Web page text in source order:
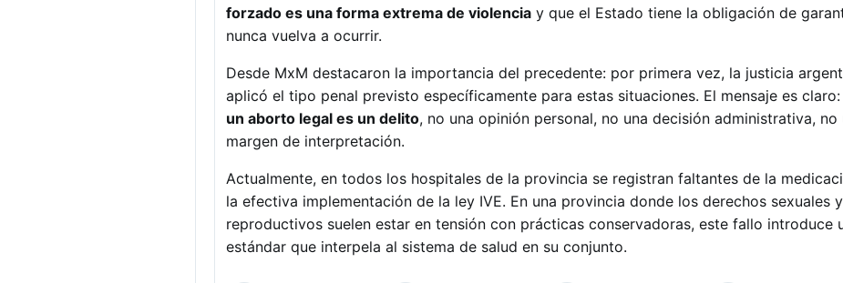
forzado es una forma extrema de violencia y que el Estado tiene la obligación de
nunca vuelva a ocurrir.
Desde MxM destacaron la importancia del precedente: por primera vez, la justicia
aplicó el tipo penal previsto específicamente para estas situaciones. El mensaje es claro:
un aborto legal es un delito, no una opinión personal, no una decisión administrativa, no
margen de interpretación.
Actualmente, en todos los hospitales de la provincia se registran faltantes de la
la efectiva implementación de la ley IVE. En una provincia donde los derechos sexuales y
reproductivos suelen estar en tensión con prácticas conservadoras, este fallo introduce
estándar que interpela al sistema de salud en su conjunto.